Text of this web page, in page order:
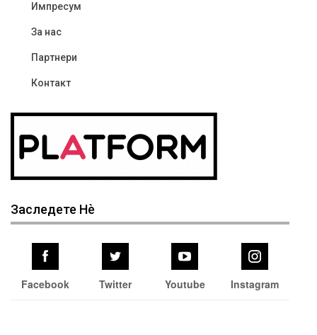
Импресум
За нас
Партнери
Контакт
Заследете Нѐ
Facebook Twitter Youtube Instagram